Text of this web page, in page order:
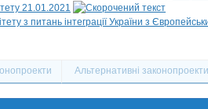
21.01.2021
з питань інтеграції України з
Альтернативні законопроекти